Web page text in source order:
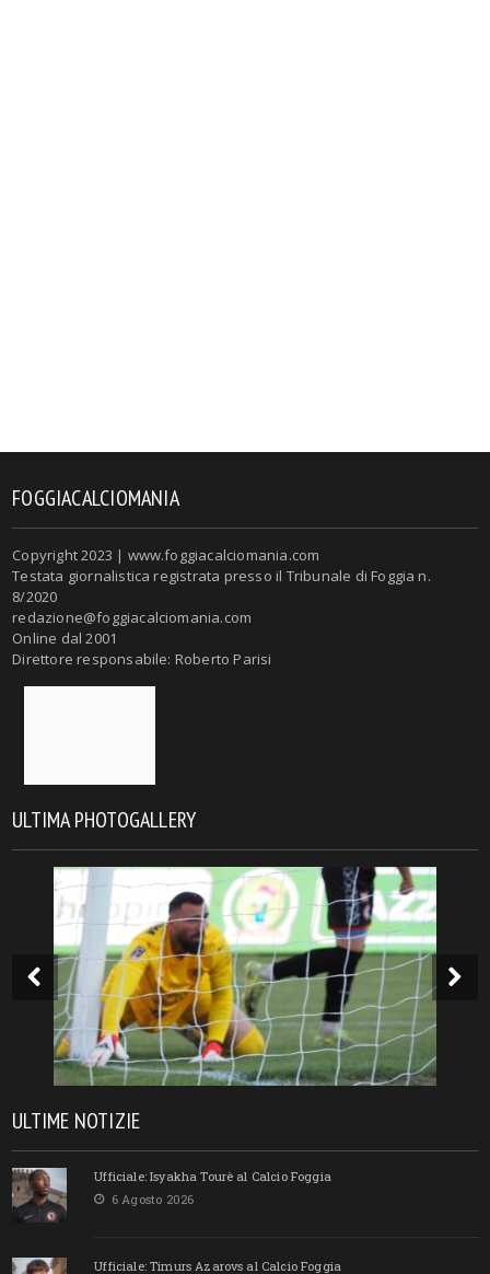
FOGGIACALCIOMANIA
Copyright 2023 | www.foggiacalciomania.com
Testata giornalistica registrata presso il Tribunale di Foggia n.
8/2020
redazione@foggiacalciomania.com
Online dal 2001
Direttore responsabile: Roberto Parisi
ULTIMA PHOTOGALLERY
ULTIME NOTIZIE
Ufficiale: Isyakha Tourè al Calcio Foggia
6 Agosto 2026
Ufficiale: Timurs Azarovs al Calcio Foggia